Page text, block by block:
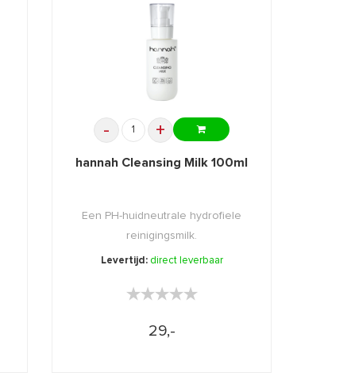
- +
hannah Cleansing Milk 100ml
Een PH-huidneutrale hydrofiele
reinigingsmilk.
Levertijd: direct leverbaar
★★★★★
★★★★★
29,-